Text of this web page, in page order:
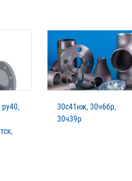
30с41нж, 30ч6бр,
30ч39р